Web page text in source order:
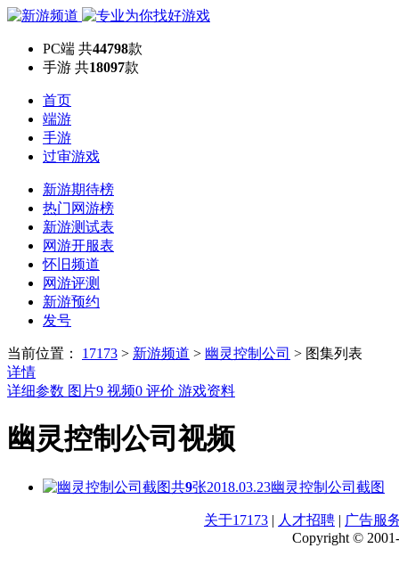
PC端 共44798款
手游 共18097款
首页
端游
手游
过审游戏
新游期待榜
热门网游榜
新游测试表
网游开服表
怀旧频道
网游评测
新游预约
发号
当前位置： 17173 > 新游频道 > 幽灵控制公司 > 图集列表
详情
详细参数 图片9 视频0 评价 游戏资料
幽灵控制公司视频
共9张2018.03.23幽灵控制公司截图
关于17173 | 人才招聘 | 广告服
Copyright ©